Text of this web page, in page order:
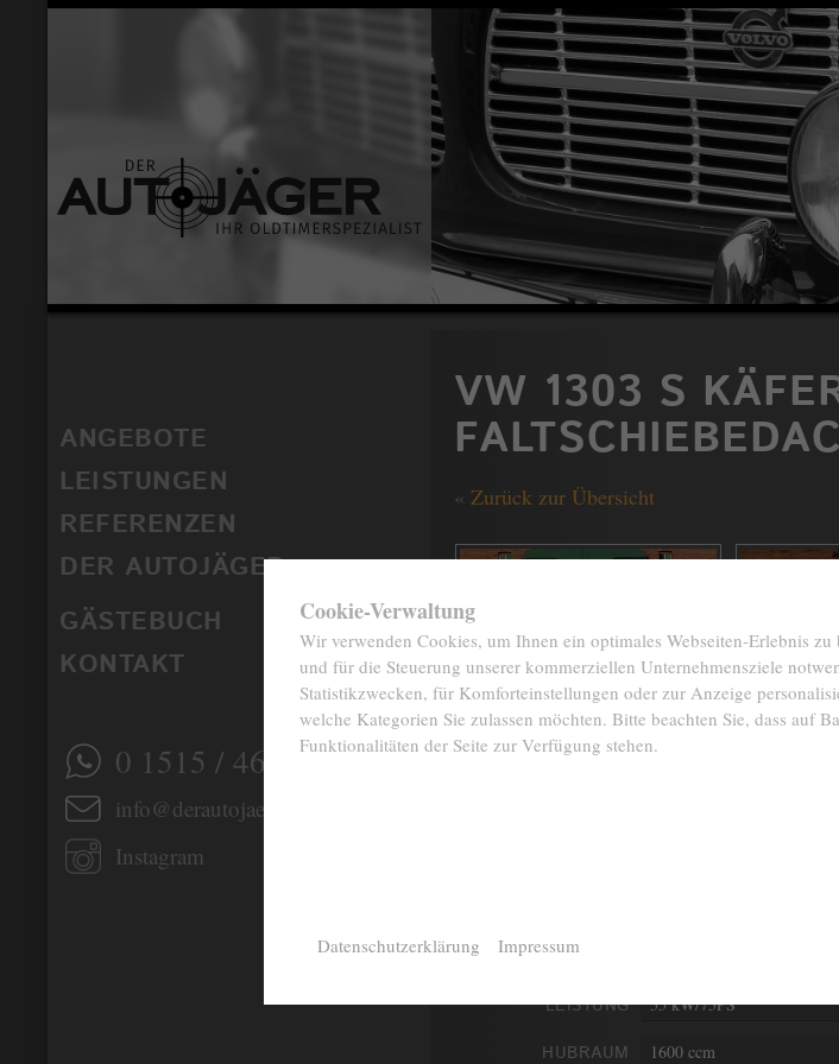
ANGEBOTE
LEISTUNGEN
REFERENZEN
DER AUTOJÄGER
GÄSTEBUCH
KONTAKT
0 1515 / 466 66 80
info@derautojaeger.de
Instagram
VW 1303 S
«Zurück zur Übersicht
MOTOR
LEISTUNG 55 kW/75PS
HUBRAUM 1600 ccm
Cookie-Verwaltung
Wir verwenden Cookies, um Ihnen ein optimales Webseiten-Erlebnis
und für die Steuerung unserer kommerziellen Unternehmensziele
Statistikzwecken, für Komforteinstellungen oder zur Anzeige
welche Kategorien Sie zulassen möchten. Bitte beachten Sie, dass auf
Funktionalitäten der Seite zur Verfügung stehen.
Datenschutzerklärung Impressum